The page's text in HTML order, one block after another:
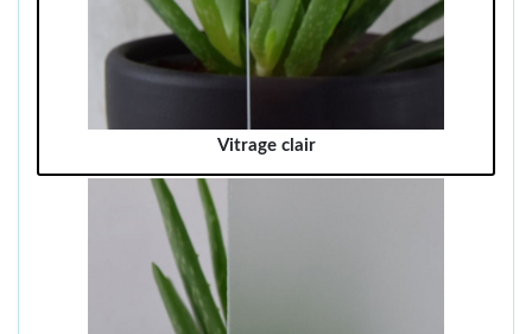
Vitrage clair